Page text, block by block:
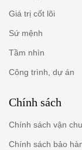
Giá trị cốt lõi
Sứ mệnh
Tầm nhìn
Công trình, dự án
Chính sách
Chính sách vận
Chính sách bảo